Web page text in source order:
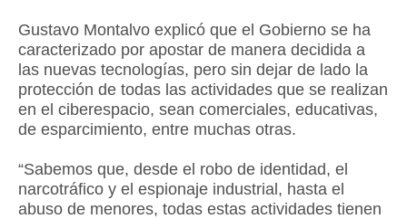
Gustavo Montalvo explicó que el Gobierno se ha
caracterizado por apostar de manera decidida a
las nuevas tecnologías, pero sin dejar de lado la
protección de todas las actividades que se realizan
en el ciberespacio, sean comerciales, educativas,
de esparcimiento, entre muchas otras.
“Sabemos que, desde el robo de identidad, el
narcotráfico y el espionaje industrial, hasta el
abuso de menores, todas estas actividades tienen